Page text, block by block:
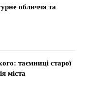
обличчя та
таємниці старої
міста